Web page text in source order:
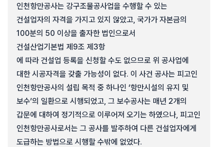
인천항만공사는 강구조물공사업을 수행할 수 있는
건설업자의 자격을 가지고 있지 않았고, 국가가 자본금의
100분의 50 이상을 출자한 법인으로서
건설산업기본법 제9조 제3항
에 따라 건설업 등록을 신청할 수도 없으므로 위 공사업에
대한 시공자격을 갖출 가능성이 없다. 이 사건 공사는 피고인
인천항만공사의 설립 목적 중 하나인 ‘항만시설의 유지 및
보수’의 일환으로 시행되었고, 그 보수공사는 매년 2개의
갑문에 대하여 정기적으로 이루어져 오기는 하였으나, 피고인
인천항만공사로서는 그 공사를 발주하여 다른 건설업자에게
도급하는 방법으로 시행할 수밖에 없었다.